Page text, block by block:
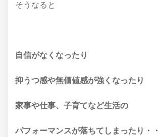
そうなると
自信がなくなったり
抑うつ感や無価値感が強くなったり
家事や仕事、子育てなど生活の
パフォーマンスが落ちてしまったり・・